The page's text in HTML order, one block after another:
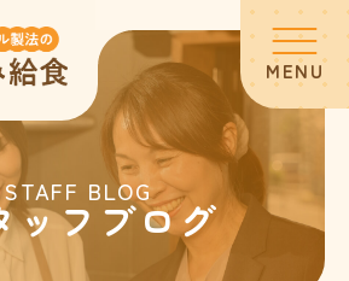
スタッフブログ
MENU
STAFF BLOG
ッフブログ